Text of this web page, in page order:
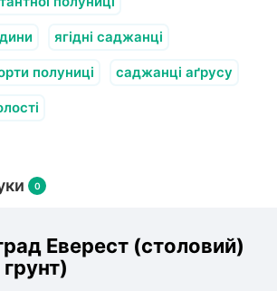
Дерево
персик
агроволокна (агротканини)
машини
ягідні саджанці
полуниці саджанці аґрусу
0
Еверест (столовий)